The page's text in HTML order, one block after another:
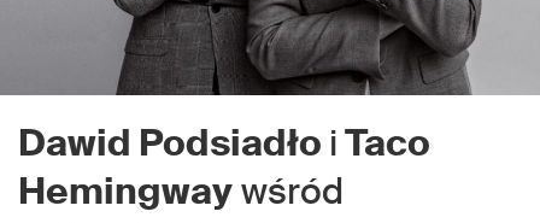
Dawid Podsiadło iTaco
Hemingwaywśród